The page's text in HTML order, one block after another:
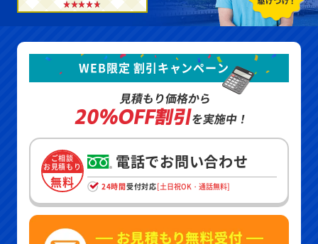
WEB限定 割引キャンペーン
見積もり価格から
20%OFF割引を実施中！
ご相談
お見積もり
無料
電話でお問い合わせ
24時間受付対応[土日祝OK・通話無料]